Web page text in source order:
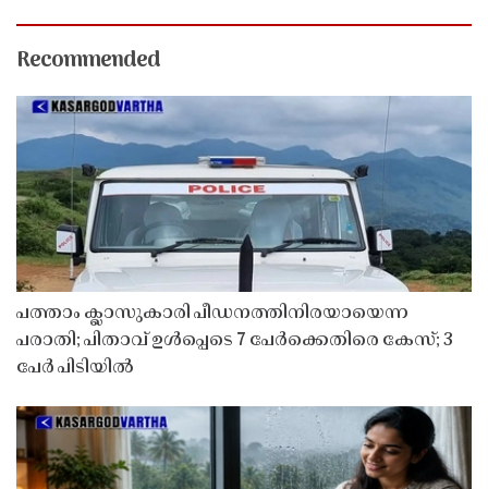
Recommended
പത്താം ക്ലാസുകാരി പീഡനത്തിനിരയായെന്ന
പരാതി; പിതാവ് ഉൾപ്പെടെ 7 പേർക്കെതിരെ കേസ്; 3
പേർ പിടിയിൽ